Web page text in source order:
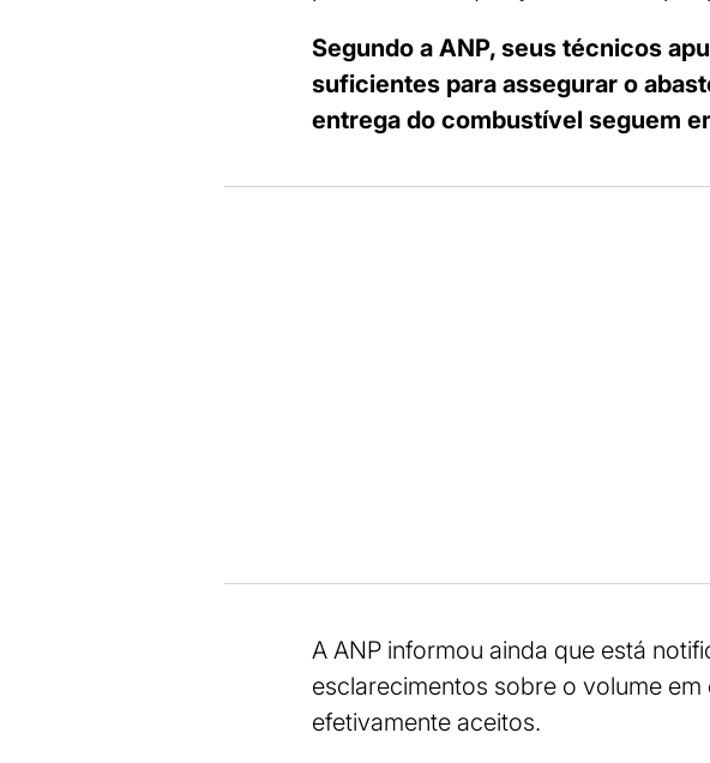
Segundo a ANP, seus técnicos
suficientes para assegurar o
entrega do combustível seguem
A ANP informou ainda que está
esclarecimentos sobre o volume
efetivamente aceitos.